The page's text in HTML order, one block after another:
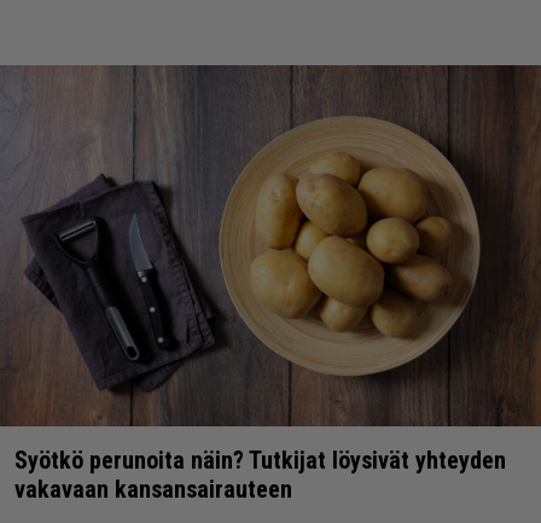
Syötkö perunoita näin? Tutkijat löysivät yhteyden
vakavaan kansansairauteen